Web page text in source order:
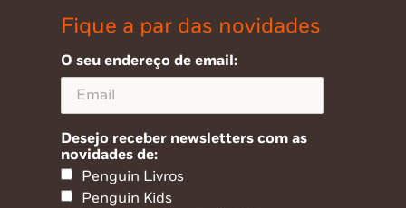
Fique a par das novidades
O seu endereço de email:
Desejo receber newsletters com as
novidades de:
Penguin Livros
Penguin Kids